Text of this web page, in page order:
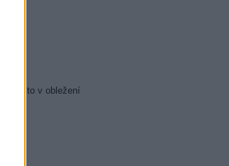
Město v obležení